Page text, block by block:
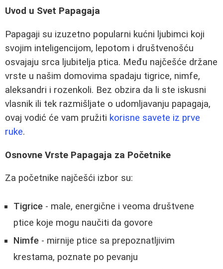
Uvod u Svet Papagaja
Papagaji su izuzetno popularni kućni ljubimci koji
svojim inteligencijom, lepotom i društvenošću
osvajaju srca ljubitelja ptica. Među najčešće držane
vrste u našim domovima spadaju tigrice, nimfe,
aleksandri i rozenkoli. Bez obzira da li ste iskusni
vlasnik ili tek razmišljate o udomljavanju papagaja,
ovaj vodić će vam pružiti korisne savete iz prve
ruke.
Osnovne Vrste Papagaja za Početnike
Za početnike najčešći izbor su:
Tigrice - male, energične i veoma društvene
ptice koje mogu naučiti da govore
Nimfe - mirnije ptice sa prepoznatljivim
krestama, poznate po pevanju